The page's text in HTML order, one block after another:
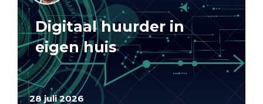
28 juli 2026
Digitaal huurder in
eigen huis